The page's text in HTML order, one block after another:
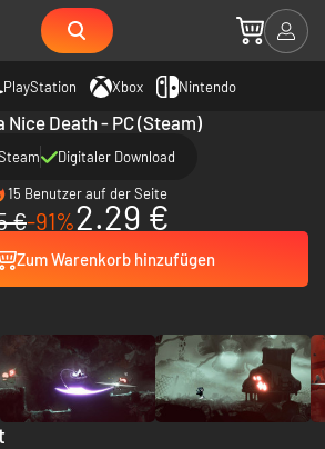
PlayStation Xbox Nintendo
Nice Death - PC (Steam)
Digitaler Download
15 Benutzer auf der Seite
€-91%2.29 €
Zum Warenkorb hinzufügen